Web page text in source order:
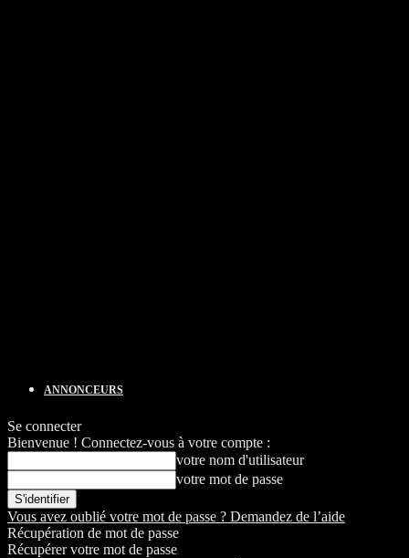
ANNONCEURS
Se connecter
Bienvenue ! Connectez-vous à votre compte :
votre nom d'utilisateur
votre mot de passe
Vous avez oublié votre mot de passe ? Demandez de l’aide
Récupération de mot de passe
Récupérer votre mot de passe